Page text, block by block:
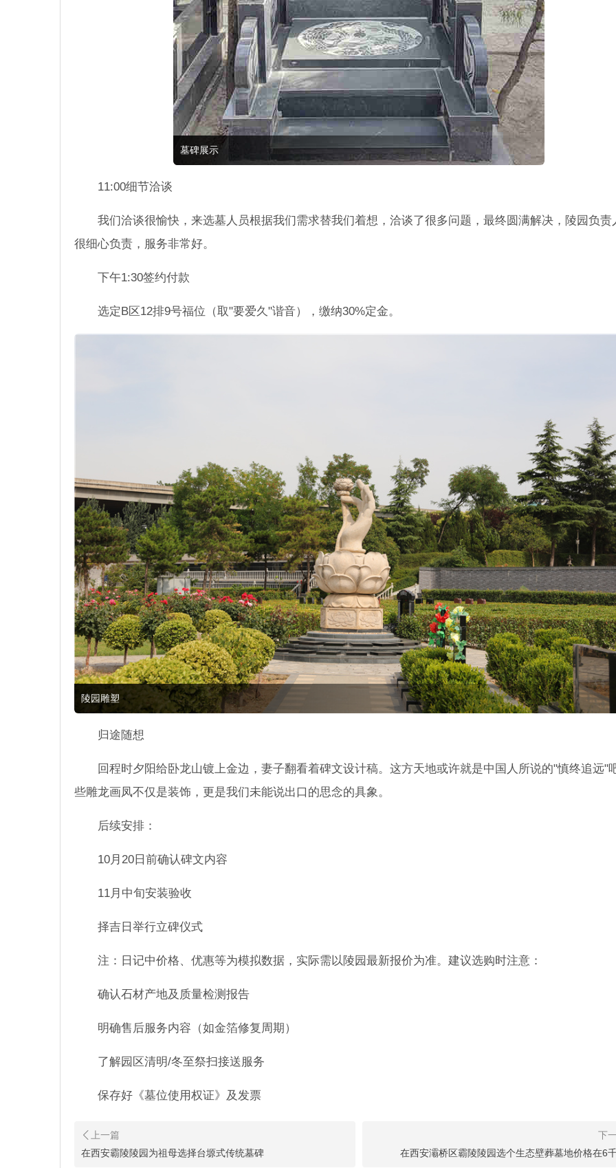
墓碑展示
11:00细节洽谈
我们洽谈很愉快，来选墓人员根据我们需求替我们着想，洽谈了很多问题，最终圆满解决，陵园负责
很细心负责，服务非常好。
下午1:30签约付款
选定B区12排9号福位（取"要爱久"谐音），缴纳30%定金。
陵园雕塑
归途随想
回程时夕阳给卧龙山镀上金边，妻子翻看着碑文设计稿。这方天地或许就是中国人所说的"慎终追远"
些雕龙画凤不仅是装饰，更是我们未能说出口的思念的具象。
后续安排：
10月20日前确认碑文内容
11月中旬安装验收
择吉日举行立碑仪式
注：日记中价格、优惠等为模拟数据，实际需以陵园最新报价为准。建议选购时注意：
确认石材产地及质量检测报告
明确售后服务内容（如金箔修复周期）
了解园区清明/冬至祭扫接送服务
保存好《墓位使用权证》及发票
在西安霸陵陵园为祖母选择台塬式传统墓碑 在西安灞桥区霸陵陵园选个生态壁葬墓地价格在6